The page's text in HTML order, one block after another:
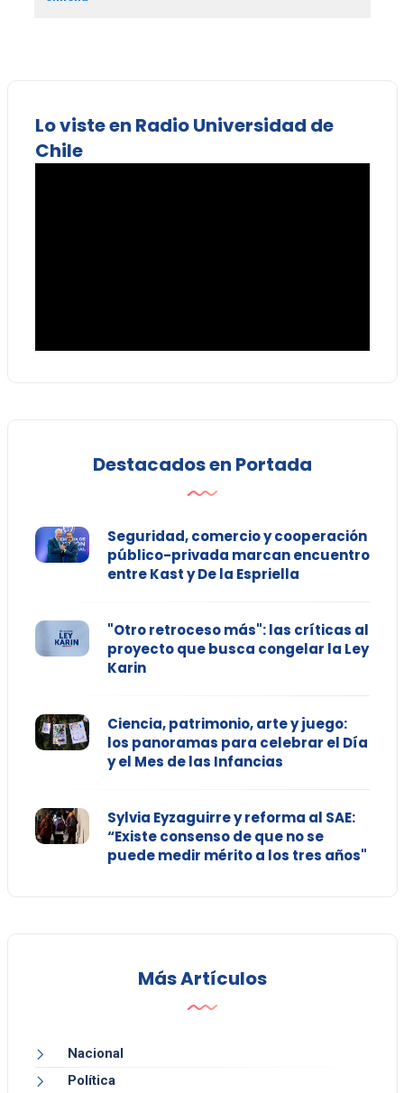
Lo viste en Radio Universidad de
Chile
Destacados en Portada
Seguridad, comercio y cooperación
público-privada marcan encuentro
entre Kast y De la Espriella
"Otro retroceso más": las críticas al
proyecto que busca congelar la Ley
Karin
Ciencia, patrimonio, arte y juego:
los panoramas para celebrar el Día
y el Mes de las Infancias
Sylvia Eyzaguirre y reforma al SAE:
“Existe consenso de que no se
puede medir mérito a los tres años"
Más Artículos
Nacional
Política